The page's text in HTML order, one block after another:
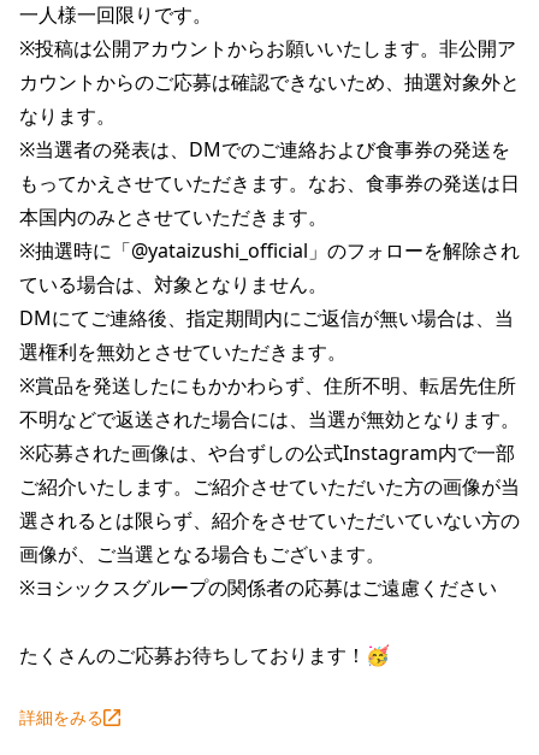
一人様一回限りです。
※投稿は公開アカウントからお願いいたします。非公開ア
カウントからのご応募は確認できないため、抽選対象外と
なります。
※当選者の発表は、DMでのご連絡および食事券の発送を
もってかえさせていただきます。なお、食事券の発送は日
本国内のみとさせていただきます。
※抽選時に「@yataizushi_official」のフォローを解除され
ている場合は、対象となりません。
DMにてご連絡後、指定期間内にご返信が無い場合は、当
選権利を無効とさせていただきます。
※賞品を発送したにもかかわらず、住所不明、転居先住所
不明などで返送された場合には、当選が無効となります。
※応募された画像は、や台ずしの公式Instagram内で一部
ご紹介いたします。ご紹介させていただいた方の画像が当
選されるとは限らず、紹介をさせていただいていない方の
画像が、ご当選となる場合もございます。
※ヨシックスグループの関係者の応募はご遠慮ください
たくさんのご応募お待ちしております！🥳
詳細をみる